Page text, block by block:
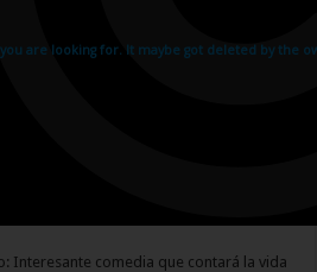
Interesante comedia que contará la vida